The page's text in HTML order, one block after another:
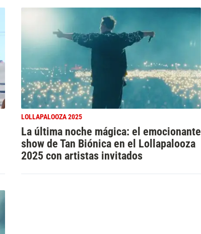
LOLLAPALOOZA 2025
La última noche mágica: el emocionante
show de Tan Biónica en el Lollapalooza
2025 con artistas invitados